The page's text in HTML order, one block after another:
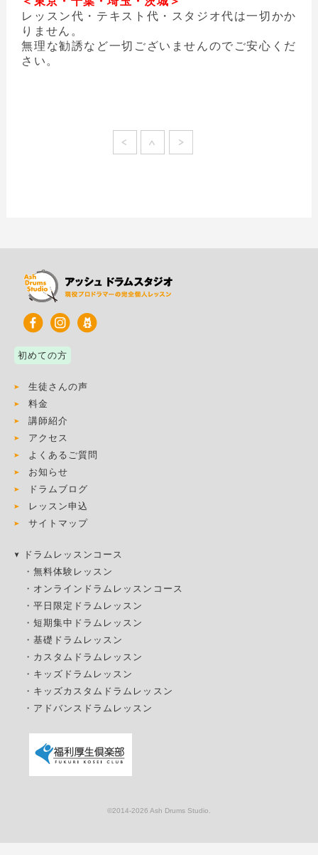
レッスン代・テキスト代・スタジオ代は一切かか
りません。
無理な勧誘など一切ございませんのでご安心くだ
さい。
初めての方
生徒さんの声
料金
講師紹介
アクセス
よくあるご質問
お知らせ
ドラムブログ
レッスン申込
サイトマップ
ドラムレッスンコース
・無料体験レッスン
・ オンラインドラムレッスンコース
・平日限定ドラムレッスン
・短期集中ドラムレッスン
・基礎ドラムレッスン
・ カスタムドラムレッスン
・ キッズドラムレッスン
・ キッズカスタムドラムレッスン
・ アドバンスドラムレッスン
©2014-2026 Ash Drums Studio.